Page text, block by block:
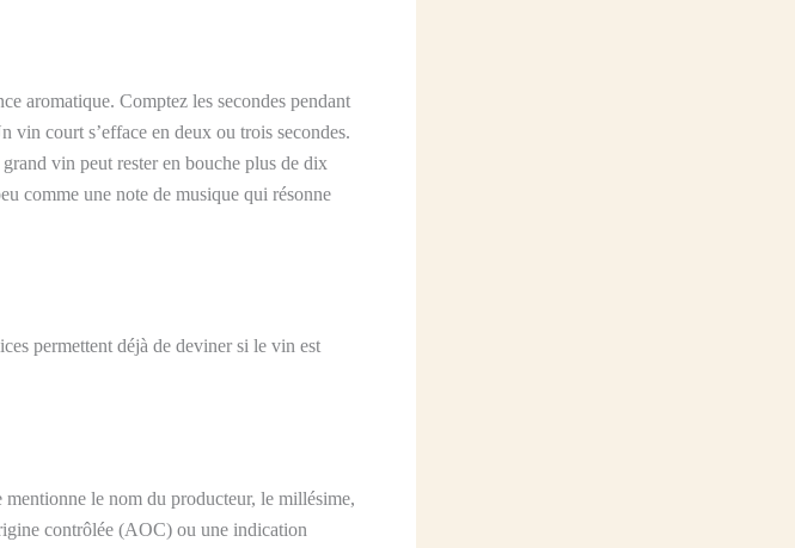
aromatique. Comptez les secondes pendant
vin court s’efface en deux ou trois secondes.
vin peut rester en bouche plus de dix
comme une note de musique qui résonne
permettent déjà de deviner si le vin est
le nom du producteur, le millésime,
contrôlée (AOC) ou une indication